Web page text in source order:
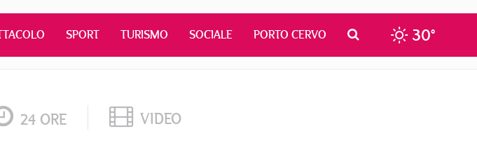
SPORT TURISMO SOCIALE PORTO CERVO 30°
24 ORE VIDEO